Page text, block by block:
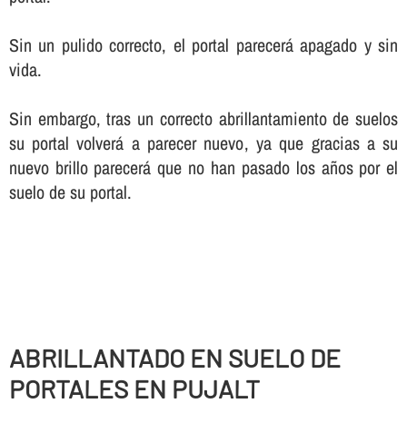
Sin un pulido correcto, el portal parecerá apagado y sin
vida.
Sin embargo, tras un correcto abrillantamiento de suelos
su portal volverá a parecer nuevo, ya que gracias a su
nuevo brillo parecerá que no han pasado los años por el
suelo de su portal.
ABRILLANTADO EN SUELO DE
PORTALES EN PUJALT